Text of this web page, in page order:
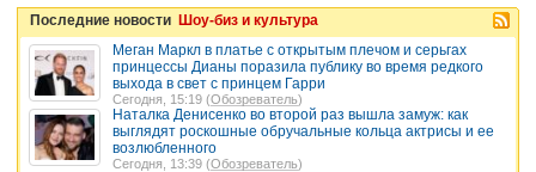
Последние новости Шоу-биз и культура
Меган Маркл в платье с открытым плечом и серьгах
принцессы Дианы поразила публику во время редкого
выхода в свет с принцем Гарри
Сегодня, 15:19 (Обозреватель)
Наталка Денисенко во второй раз вышла замуж: как
выглядят роскошные обручальные кольца актрисы и ее
возлюбленного
Сегодня, 13:39 (Обозреватель)